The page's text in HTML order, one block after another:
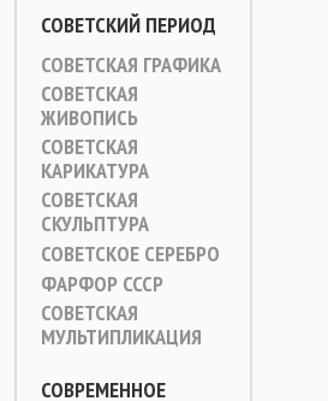
СОВЕТСКИЙ ПЕРИОД
СОВЕТСКАЯ ГРАФИКА
СОВЕТСКАЯ
ЖИВОПИСЬ
СОВЕТСКАЯ
КАРИКАТУРА
СОВЕТСКАЯ
СКУЛЬПТУРА
СОВЕТСКОЕ СЕРЕБРО
ФАРФОР СССР
СОВЕТСКАЯ
МУЛЬТИПЛИКАЦИЯ
СОВРЕМЕННОЕ